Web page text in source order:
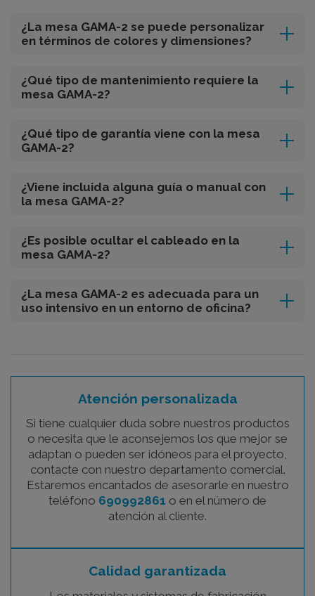
¿La mesa GAMA-2 se puede personalizar
en términos de colores y dimensiones?
¿Qué tipo de mantenimiento requiere la
mesa GAMA-2?
¿Qué tipo de garantía viene con la mesa
GAMA-2?
¿Viene incluida alguna guía o manual con
la mesa GAMA-2?
¿Es posible ocultar el cableado en la
mesa GAMA-2?
¿La mesa GAMA-2 es adecuada para un
uso intensivo en un entorno de oficina?
Atención personalizada
Si tiene cualquier duda sobre nuestros productos
o necesita que le aconsejemos los que mejor se
adaptan o pueden ser idóneos para el proyecto,
contacte con nuestro departamento comercial.
Estaremos encantados de asesorarle en nuestro
teléfono 690992861 o en el número de
atención al cliente.
Calidad garantizada